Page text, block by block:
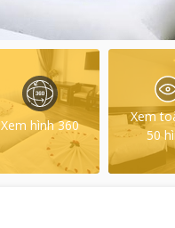
Xem hình 360
Xem
50